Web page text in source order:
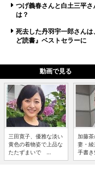
つげ義春さんと白土三平
は？
死去した丹羽宇一郎さん
ど読書』ベストセラーに
動画で見る
三田寛子、優雅な淡い
黄色の着物姿で上品な
たたずまいで ...
加藤
妻・綾
手書